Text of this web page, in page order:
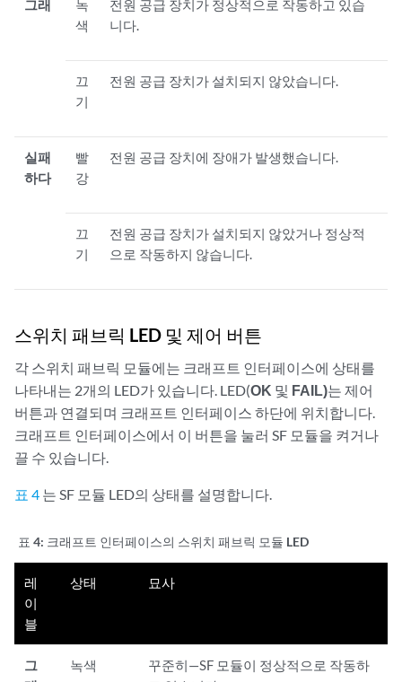
그래
녹
색
전원 공급 장치가 정상적으로 작동하고 있습
니다.
끄
기
전원 공급 장치가 설치되지 않았습니다.
실패
하다
빨
강
전원 공급 장치에 장애가 발생했습니다.
끄
기
전원 공급 장치가 설치되지 않았거나 정상적
으로 작동하지 않습니다.
스위치 패브릭 LED 및 제어 버튼
각 스위치 패브릭 모듈에는 크래프트 인터페이스에 상태를
나타내는 2개의 LED가 있습니다. LED(OK 및 FAIL)는 제어
버튼과 연결되며 크래프트 인터페이스 하단에 위치합니다.
크래프트 인터페이스에서 이 버튼을 눌러 SF 모듈을 켜거나
끌 수 있습니다.
표 4 는 SF 모듈 LED의 상태를 설명합니다.
표 4: 크래프트 인터페이스의 스위치 패브릭 모듈 LED
레
이
블
상태 묘사
그
녹색
꾸준히—SF 모듈이 정상적으로 작동하